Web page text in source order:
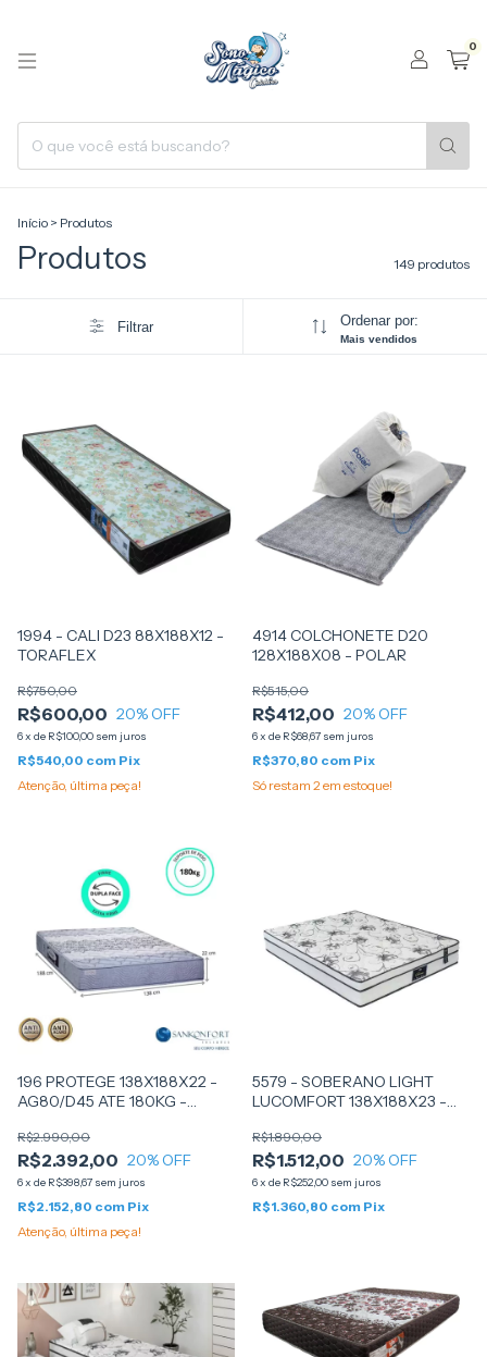
0
Início > Produtos
Produtos 149 produtos
Filtrar Ordenar por:
Mais vendidos
1994 - CALI D23 88X188X12 -
TORAFLEX
R$600,00
R$750,00
20% OFF
6x de R$100,00 sem juros
R$540,00 com Pix
Atenção, última peça!
4914 COLCHONETE D20
128X188X08 - POLAR
R$412,00
R$515,00
20% OFF
6x de R$68,67 sem juros
R$370,80 com Pix
Só restam 2em estoque!
196 PROTEGE 138X188X22 -
AG80/D45 ATE 180KG -
R$2.392,00
R$2.990,00
20% OFF
6x de R$398,67 sem juros
R$2.152,80 com Pix
Atenção, última peça!
5579 - SOBERANO LIGHT
LUCOMFORT 138X188X23 -
R$1.512,00
R$1.890,00
20% OFF
6x de R$252,00 sem juros
R$1.360,80 com Pix